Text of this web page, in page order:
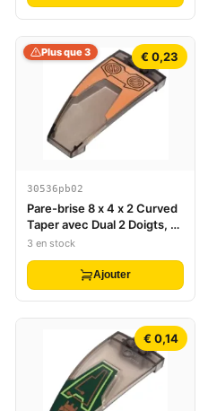
€ 0,23
Plus que 3
30536pb02
Pare-brise 8 x 4 x 2 Curved
Taper avec Dual 2 Doigts, 2
Boulons sur Motif Orange
3 en stock
Ajouter
€ 0,14